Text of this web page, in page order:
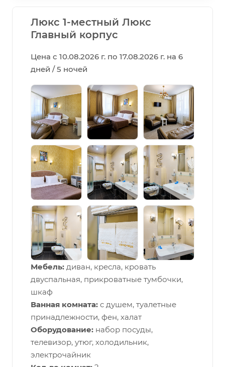
Люкс 1-местный Люкс
Главный корпус
Цена с 10.08.2026 г. по 17.08.2026 г. на 6
дней / 5 ночей
Мебель: диван, кресла, кровать
двуспальная, прикроватные тумбочки,
шкаф
Ванная комната: с душем, туалетные
принадлежности, фен, халат
Оборудование: набор посуды,
телевизор, утюг, холодильник,
электрочайник